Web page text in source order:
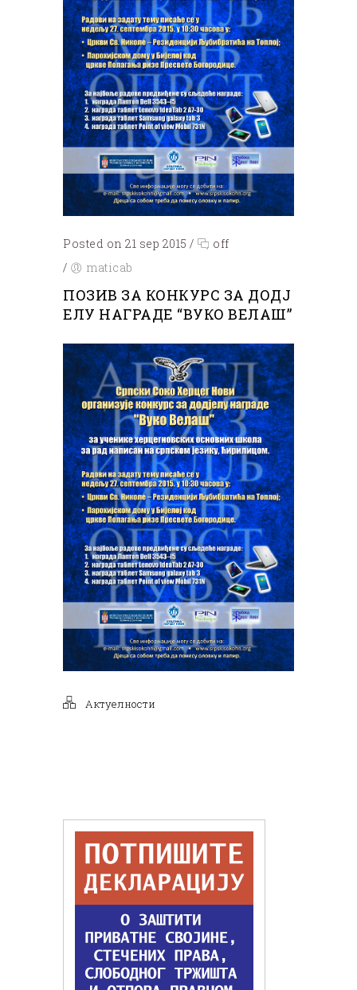
Posted on 21 sep 2015 /
off
/
maticab
ПОЗИВ ЗА КОНКУРС ЗА ДОДЈ
ЕЛУ НАГРАДЕ “ВУКО ВЕЛАШ”
Актуелности